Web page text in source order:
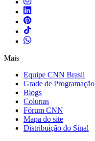
Mais
Equipe CNN Brasil
Grade de Programação
Blogs
Colunas
Fórum CNN
Mapa do site
Distribuição do Sinal